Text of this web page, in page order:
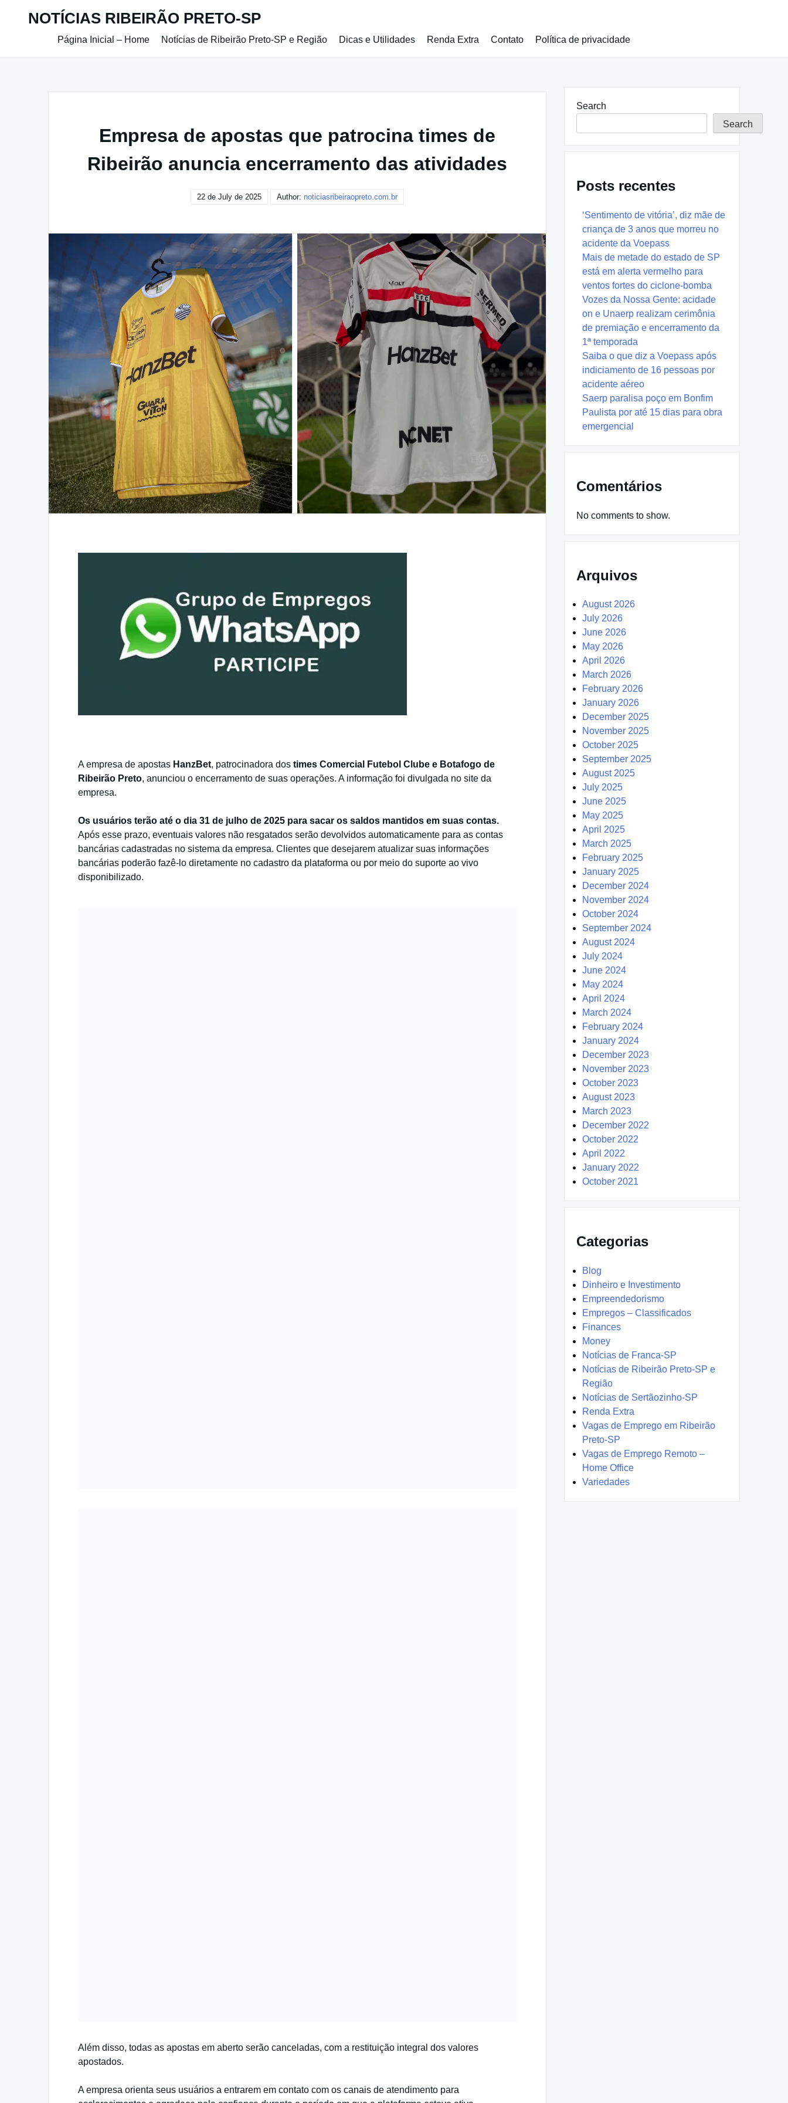
NOTÍCIAS RIBEIRÃO PRETO-SP
Página Inicial – Home Notícias de Ribeirão Preto-SP e Região Dicas e Utilidades Renda Extra Contato Política de privacidade
Empresa de apostas que patrocina times de
Ribeirão anuncia encerramento das atividades
22 de July de 2025 Author: noticiasribeiraopreto.com.br
A empresa de apostas HanzBet, patrocinadora dos times Comercial Futebol Clube e Botafogo de
Ribeirão Preto, anunciou o encerramento de suas operações. A informação foi divulgada no site da
empresa.
Os usuários terão até o dia 31 de julho de 2025 para sacar os saldos mantidos em suas contas.
Após esse prazo, eventuais valores não resgatados serão devolvidos automaticamente para as contas
bancárias cadastradas no sistema da empresa. Clientes que desejarem atualizar suas informações
bancárias poderão fazê-lo diretamente no cadastro da plataforma ou por meio do suporte ao vivo
disponibilizado.
Além disso, todas as apostas em aberto serão canceladas, com a restituição integral dos valores
apostados.
A empresa orienta seus usuários a entrarem em contato com os canais de atendimento para
Search
Search
Posts recentes
‘Sentimento de vitória’, diz mãe de
criança de 3 anos que morreu no
acidente da Voepass
Mais de metade do estado de SP
está em alerta vermelho para
ventos fortes do ciclone-bomba
Vozes da Nossa Gente: acidade
on e Unaerp realizam cerimônia
de premiação e encerramento da
1ª temporada
Saiba o que diz a Voepass após
indiciamento de 16 pessoas por
acidente aéreo
Saerp paralisa poço em Bonfim
Paulista por até 15 dias para obra
emergencial
Comentários
No comments to show.
Arquivos
August 2026
July 2026
June 2026
May 2026
April 2026
March 2026
February 2026
January 2026
December 2025
November 2025
October 2025
September 2025
August 2025
July 2025
June 2025
May 2025
April 2025
March 2025
February 2025
January 2025
December 2024
November 2024
October 2024
September 2024
August 2024
July 2024
June 2024
May 2024
April 2024
March 2024
February 2024
January 2024
December 2023
November 2023
October 2023
August 2023
March 2023
December 2022
October 2022
April 2022
January 2022
October 2021
Categorias
Blog
Dinheiro e Investimento
Empreendedorismo
Empregos – Classificados
Finances
Money
Notícias de Franca-SP
Notícias de Ribeirão Preto-SP e
Região
Notícias de Sertãozinho-SP
Renda Extra
Vagas de Emprego em Ribeirão
Preto-SP
Vagas de Emprego Remoto –
Home Office
Variedades